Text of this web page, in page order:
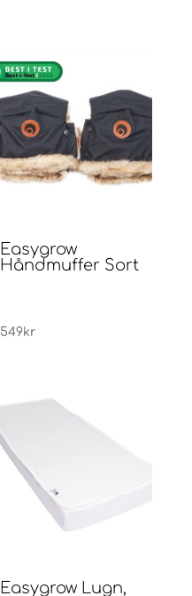
var:
499kr. 399kr.
Easygrow
Håndmuffer Sort
549kr
Easygrow Lugn,